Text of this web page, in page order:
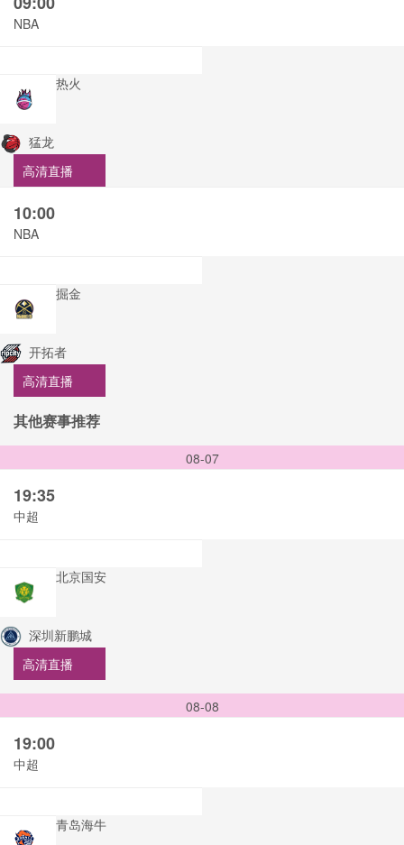
NBA
热火
猛龙
高清直播
10:00
NBA
掘金
开拓者
高清直播
其他赛事推荐
08-07
19:35
中超
北京国安
深圳新鹏城
高清直播
08-08
19:00
中超
青岛海牛